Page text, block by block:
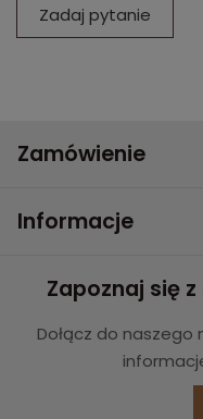
Zadaj pytanie
Zamówienie
Informacje
Zapoznaj się
Dołącz do